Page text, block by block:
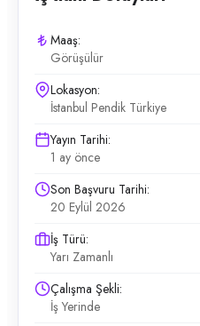
Maaş:
Görüşülür
Lokasyon:
İstanbul Pendik Türkiye
Yayın Tarihi:
1 ay önce
Son Başvuru Tarihi:
20 Eylül 2026
İş Türü:
Yarı Zamanlı
Çalışma Şekli:
İş Yerinde